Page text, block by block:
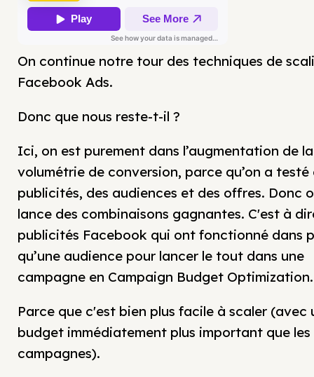
On continue notre tour des techniques de
Facebook Ads.
Donc que nous reste-t-il ?
Ici, on est purement dans l’augmentation de la
volumétrie de conversion, parce qu’on a testé
publicités, des audiences et des offres. Donc
lance des combinaisons gagnantes. C'est à
publicités Facebook qui ont fonctionné dans
qu’une audience pour lancer le tout dans une
campagne en Campaign Budget Optimization.
Parce que c'est bien plus facile à scaler (avec
budget immédiatement plus important que
campagnes).